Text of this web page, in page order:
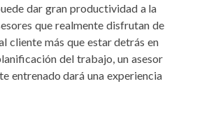
dar gran productividad a la
que realmente disfrutan de
cliente más que estar detrás en
del trabajo, un asesor
entrenado dará una experiencia